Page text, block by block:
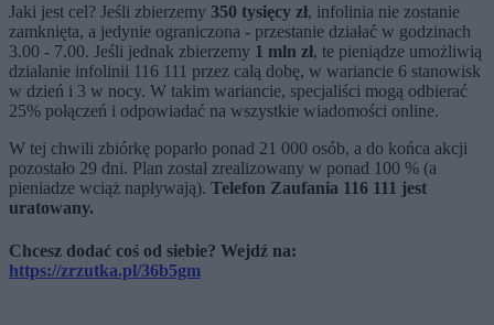
Jaki jest cel? Jeśli zbierzemy 350 tysięcy zł, infolinia nie zostanie
zamknięta, a jedynie ograniczona - przestanie działać w godzinach
3.00 - 7.00. Jeśli jednak zbierzemy 1 mln zł, te pieniądze umożliwią
działanie infolinii 116 111 przez całą dobę, w wariancie 6 stanowisk
w dzień i 3 w nocy. W takim wariancie, specjaliści mogą odbierać
25% połączeń i odpowiadać na wszystkie wiadomości online.
W tej chwili zbiórkę poparło ponad 21 000 osób, a do końca akcji
pozostało 29 dni. Plan został zrealizowany w ponad 100 % (a
pieniadze wciąż napływają). Telefon Zaufania 116 111 jest
uratowany.
Chcesz dodać coś od siebie? Wejdź na:
https://zrzutka.pl/36b5gm